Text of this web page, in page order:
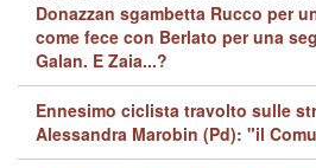
Donazzan sgambetta Rucco per
come fece con Berlato per una
Galan. E Zaia...?
Ennesimo ciclista travolto sulle
Alessandra Marobin (Pd): "il